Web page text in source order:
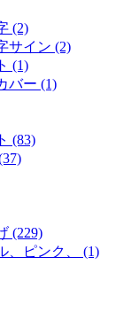
(2)
サイン (2)
(1)
バー (1)
(83)
(229)
、ピンク、 (1)